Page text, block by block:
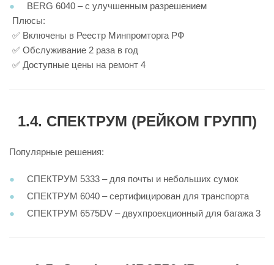
BERG 6040 – с улучшенным разрешением
Плюсы:
✅ Включены в Реестр Минпромторга РФ
✅ Обслуживание 2 раза в год
✅ Доступные цены на ремонт 4
1.4. СПЕКТРУМ (РЕЙКОМ ГРУПП)
Популярные решения:
СПЕКТРУМ 5333 – для почты и небольших сумок
СПЕКТРУМ 6040 – сертифицирован для транспорта
СПЕКТРУМ 6575DV – двухпроекционный для багажа 3